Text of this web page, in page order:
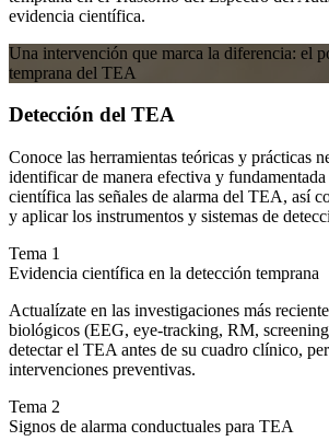
evidencia científica.
Una intervención que marca la diferencia: el
temprana del TEA
Detección del TEA
Conoce las herramientas teóricas y prácticas
identificar de manera efectiva y
científica las señales de alarma del TEA, así
y aplicar los instrumentos y sistemas de
Tema 1
Evidencia científica en la detección temprana
Actualízate en las investigaciones más
biológicos (EEG, eye-tracking, RM,
detectar el TEA antes de su cuadro clínico,
intervenciones preventivas.
Tema 2
Signos de alarma conductuales para TEA